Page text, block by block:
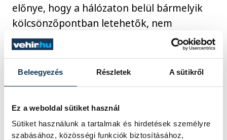
Beleegyezés Részletek A sütikről
Ez a weboldal sütiket használ
Sütiket használunk a tartalmak és hirdetések személyre
szabásához, közösségi funkciók biztosításához,
előnye, hogy a hálózaton belül bármelyik
kölcsönzőpontban letehetők, nem
szükséges őket oda visszavinni, ahonnan
kikölcsönöztük.